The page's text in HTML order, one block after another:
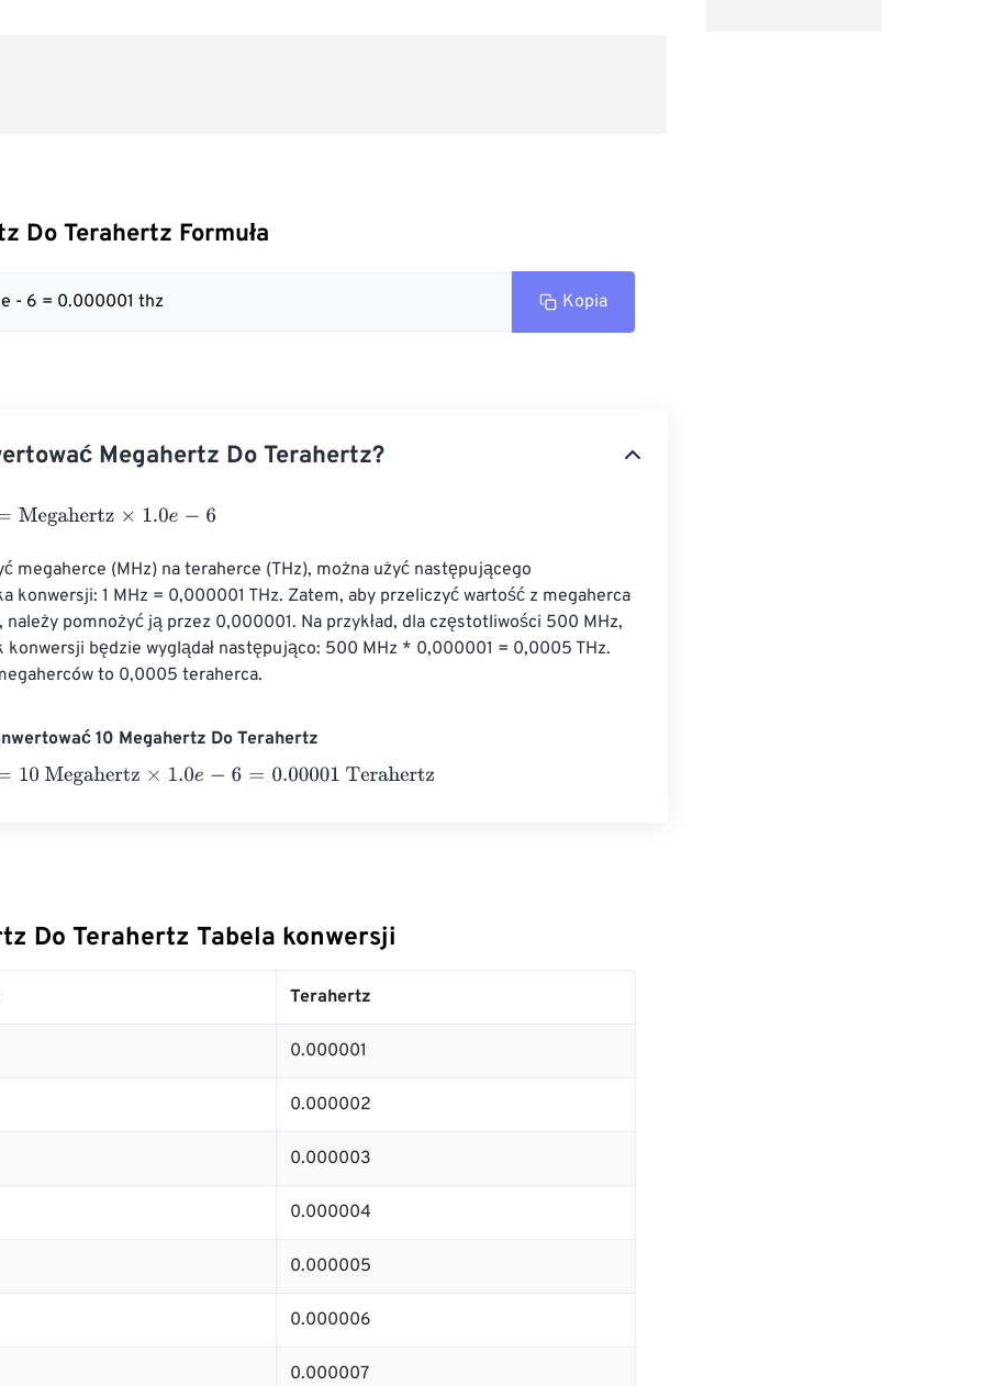
Do Terahertz Formuła
- 6 = 0.000001 thz Kopia
Megahertz Do Terahertz?
×1.0e- 6
megaherce (MHz) na teraherce (THz), można użyć następującego
konwersji: 1 MHz = 0,000001 THz. Zatem, aby przeliczyć wartość z megaherca
należy pomnożyć ją przez 0,000001. Na przykład, dla częstotliwości 500 MHz,
konwersji będzie wyglądał następująco: 500 MHz * 0,000001 = 0,0005 THz.
to 0,0005 teraherca.
10 Megahertz Do Terahertz
Megahertz×1.0e- 6= 0.00001 Terahertz
Do Terahertz Tabela konwersji
Terahertz
0.000001
0.000002
0.000003
0.000004
0.000005
0.000006
0.000007